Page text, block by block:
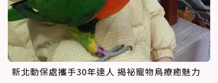
新北動保處攜手30年達人 揭祕寵物鳥療癒魅力